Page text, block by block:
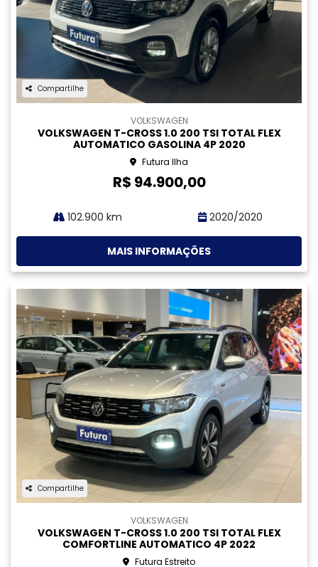
CHEVROLET
CHEVROLET TRACKER 1.0 TURBO FLEX LTZ AUTOMATICO
4P 2021
Futura Ilha
R$ 92.900,00
81.100 km 2020/2021
MAIS INFORMAÇÕES
Compartilhe
HYUNDAI
HYUNDAI CRETA 1.6 16V FLEX ACTION AUTOMATICO
GASOLINA 4P 2022
Futura Estreito
R$ 91.900,00
77.200 km 2021/2022
MAIS INFORMAÇÕES